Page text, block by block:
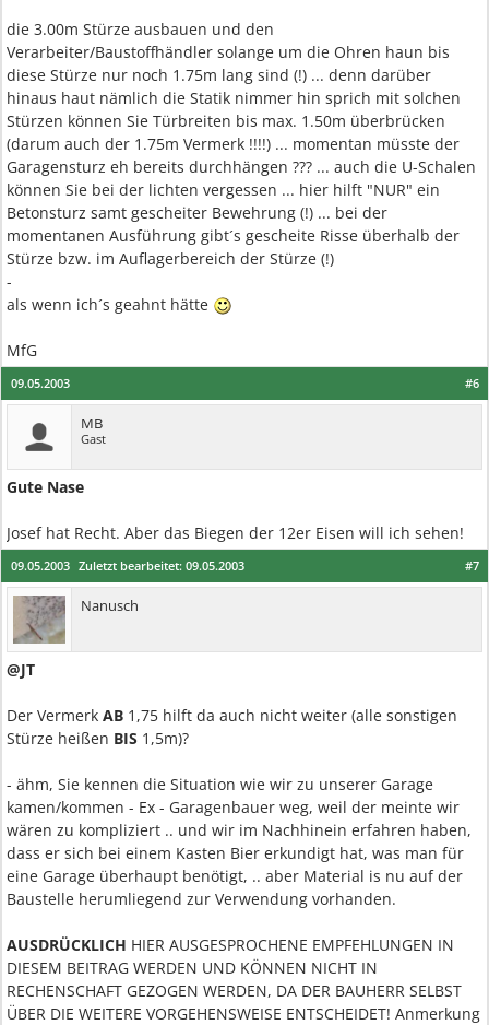
die 3.00m Stürze ausbauen und den
Verarbeiter/Baustoffhändler solange um die Ohren haun bis
diese Stürze nur noch 1.75m lang sind (!) ... denn darüber
hinaus haut nämlich die Statik nimmer hin sprich mit solchen
Stürzen können Sie Türbreiten bis max. 1.50m überbrücken
(darum auch der 1.75m Vermerk !!!!) ... momentan müsste der
Garagensturz eh bereits durchhängen ??? ... auch die U-Schalen
können Sie bei der lichten vergessen ... hier hilft "NUR" ein
Betonsturz samt gescheiter Bewehrung (!) ... bei der
momentanen Ausführung gibt´s gescheite Risse überhalb der
Stürze bzw. im Auflagerbereich der Stürze (!)
-
als wenn ich´s geahnt hätte
MfG
#6
09.05.2003
MB
Gast
Gute Nase
Josef hat Recht. Aber das Biegen der 12er Eisen will ich sehen!
#7
09.05.2003 Zuletzt bearbeitet: 09.05.2003
Nanusch
@JT
Der Vermerk AB 1,75 hilft da auch nicht weiter (alle sonstigen
Stürze heißen BIS 1,5m)?
- ähm, Sie kennen die Situation wie wir zu unserer Garage
kamen/kommen - Ex - Garagenbauer weg, weil der meinte wir
wären zu kompliziert .. und wir im Nachhinein erfahren haben,
dass er sich bei einem Kasten Bier erkundigt hat, was man für
eine Garage überhaupt benötigt, .. aber Material is nu auf der
Baustelle herumliegend zur Verwendung vorhanden.
AUSDRÜCKLICH HIER AUSGESPROCHENE EMPFEHLUNGEN IN
DIESEM BEITRAG WERDEN UND KÖNNEN NICHT IN
RECHENSCHAFT GEZOGEN WERDEN, DA DER BAUHERR SELBST
ÜBER DIE WEITERE VORGEHENSWEISE ENTSCHEIDET! Anmerkung